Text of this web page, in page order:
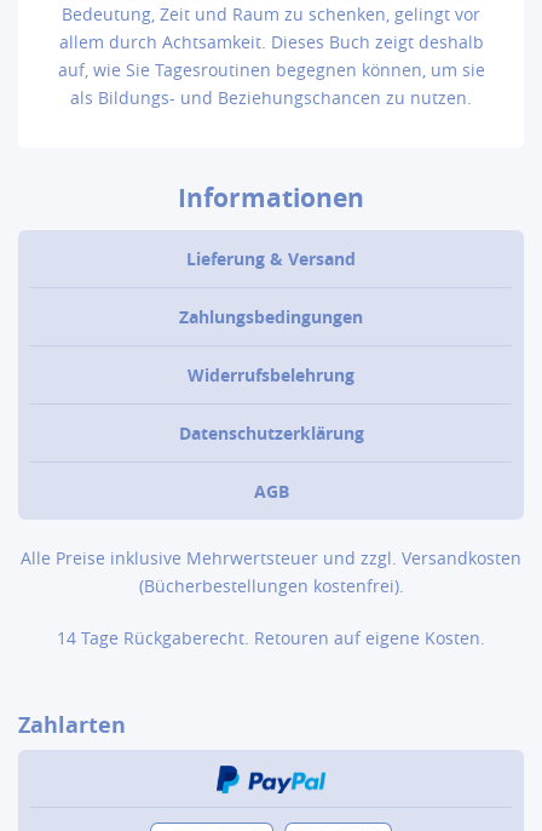
Bedeutung, Zeit und Raum zu schenken, gelingt vor
allem durch Achtsamkeit. Dieses Buch zeigt deshalb
auf, wie Sie Tagesroutinen begegnen können, um sie
als Bildungs- und Beziehungschancen zu nutzen.
Informationen
Lieferung & Versand
Zahlungsbedingungen
Widerrufsbelehrung
Datenschutzerklärung
AGB
Alle Preise inklusive Mehrwertsteuer und zzgl. Versandkosten
(Bücher­bestellungen kostenfrei).
14 Tage Rückgaberecht. Retouren auf eigene Kosten.
Zahlarten